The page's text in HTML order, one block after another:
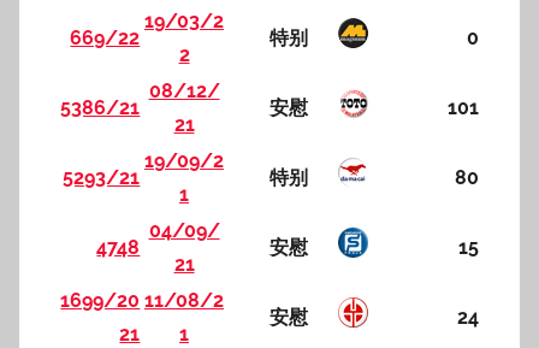
669/22
19/03/2
2
特别 0
5386/21
08/12/
21
安慰 101
5293/21
19/09/2
1
特别 80
4748
04/09/
21
安慰 15
1699/20
21
11/08/2
1
安慰 24